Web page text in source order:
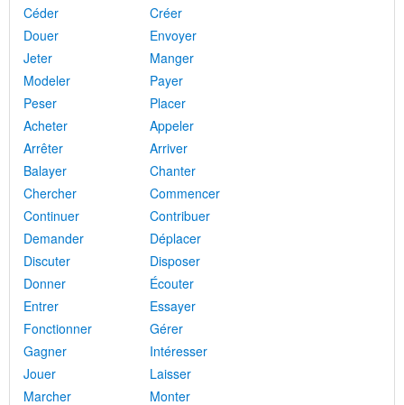
Céder
Créer
Douer
Envoyer
Jeter
Manger
Modeler
Payer
Peser
Placer
Acheter
Appeler
Arrêter
Arriver
Balayer
Chanter
Chercher
Commencer
Continuer
Contribuer
Demander
Déplacer
Discuter
Disposer
Donner
Écouter
Entrer
Essayer
Fonctionner
Gérer
Gagner
Intéresser
Jouer
Laisser
Marcher
Monter